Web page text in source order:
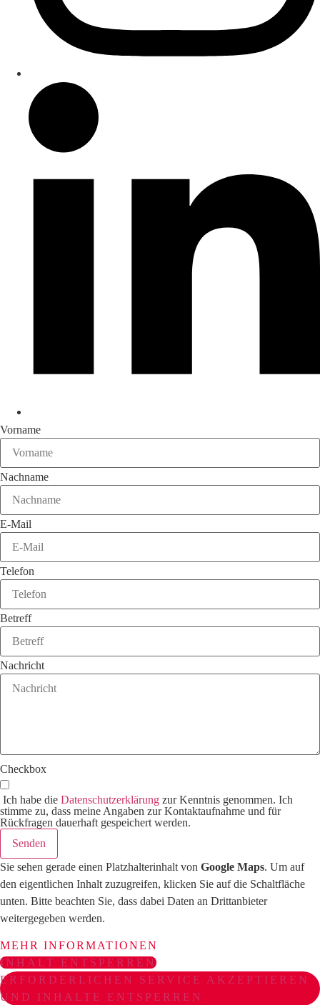
Vorname
Nachname
E-Mail
Telefon
Betreff
Nachricht
Checkbox
Ich habe die Datenschutzerklärung zur Kenntnis genommen. Ich
stimme zu, dass meine Angaben zur Kontaktaufnahme und für
Rückfragen dauerhaft gespeichert werden.
Senden
Sie sehen gerade einen Platzhalterinhalt von Google Maps. Um auf
den eigentlichen Inhalt zuzugreifen, klicken Sie auf die Schaltfläche
unten. Bitte beachten Sie, dass dabei Daten an Drittanbieter
weitergegeben werden.
MEHR INFORMATIONEN
INHALT ENTSPERREN
ERFORDERLICHEN SERVICE AKZEPTIEREN
UND INHALTE ENTSPERREN